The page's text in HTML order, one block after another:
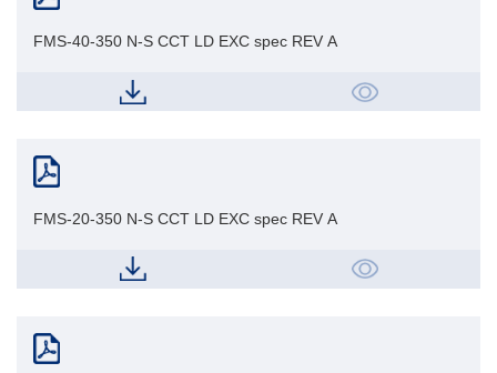
FMS-40-350 N-S CCT LD EXC spec REV A
FMS-20-350 N-S CCT LD EXC spec REV A